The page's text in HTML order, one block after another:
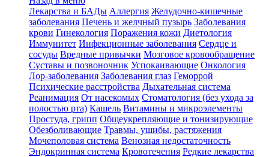
Лекарства и БАДы Аллергия Желудочно-кишечные
заболевания Печень и желчный пузырь Заболевания
крови Гинекология Поражения кожи Диетология
Иммунитет Инфекционные заболевания Сердце и
сосуды Вредные привычки Мозговое кровообращение
Суставы и позвоночник Успокаивающие Онкология
Лор-заболевания Заболевания глаз Геморрой
Психические расстройства Дыхательная система
Реанимация От насекомых Стоматология (без ухода за
полостью рта) Кашель Витамины и микроэлементы
Простуда, грипп Общеукрепляющие и тонизирующие
Обезболивающие Травмы, ушибы, растяжения
Мочеполовая система Венозная недостаточность
Эндокринная система Кровотечения Редкие лекарства